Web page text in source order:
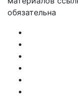
обязательна